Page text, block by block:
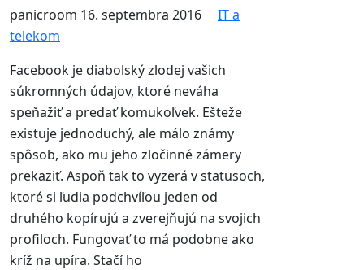
panicroom 16. septembra 2016
IT a
telekom
Facebook je diabolský zlodej vašich
súkromných údajov, ktoré neváha
speňažiť a predať komukoľvek. Ešteže
existuje jednoduchý, ale málo známy
spôsob, ako mu jeho zločinné zámery
prekaziť. Aspoň tak to vyzerá v statusoch,
ktoré si ľudia podchvíľou jeden od
druhého kopírujú a zverejňujú na svojich
profiloch. Fungovať to má podobne ako
kríž na upíra. Stačí ho